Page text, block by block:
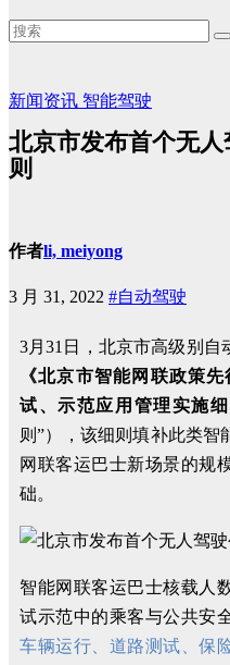
新闻资讯 智能驾驶
北京市发布首个无
则
作者li, meiyong
3 月 31, 2022 #自动驾驶
3月31日，北京市高级别自
《北京市智能网联政策
试、示范应用管理实施细
则”），该细则填补此类
网联客运巴士新场景的规
础。
智能网联客运巴士核载人
试示范中的乘客与公共安
车辆运行、道路测试、保